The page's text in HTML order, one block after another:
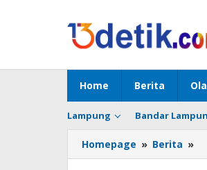
Home Berita
Lampung Bandar
Homepage » Berita »